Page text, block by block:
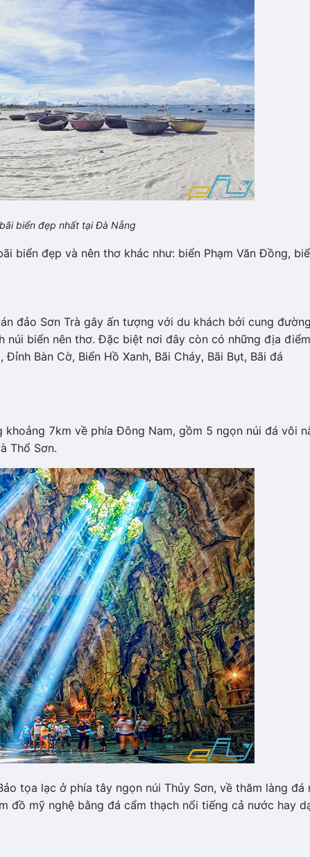
biển đẹp nhất tại Đà Nẵng
biển đẹp và nên thơ khác như: biển Phạm Văn Đồng,
đảo Sơn Trà gây ấn tượng với du khách bởi cung đường
núi biển nên thơ. Đặc biệt nơi đây còn có những địa điểm
Bàn Cờ, Biển Hồ Xanh, Bãi Cháy, Bãi Bụt, Bãi đá
7km về phía Đông Nam, gồm 5 ngọn núi đá vôi
Thổ Sơn.
tọa lạc ở phía tây ngọn núi Thủy Sơn, về thăm làng đá
đồ mỹ nghệ bằng đá cẩm thạch nổi tiếng cả nước hay